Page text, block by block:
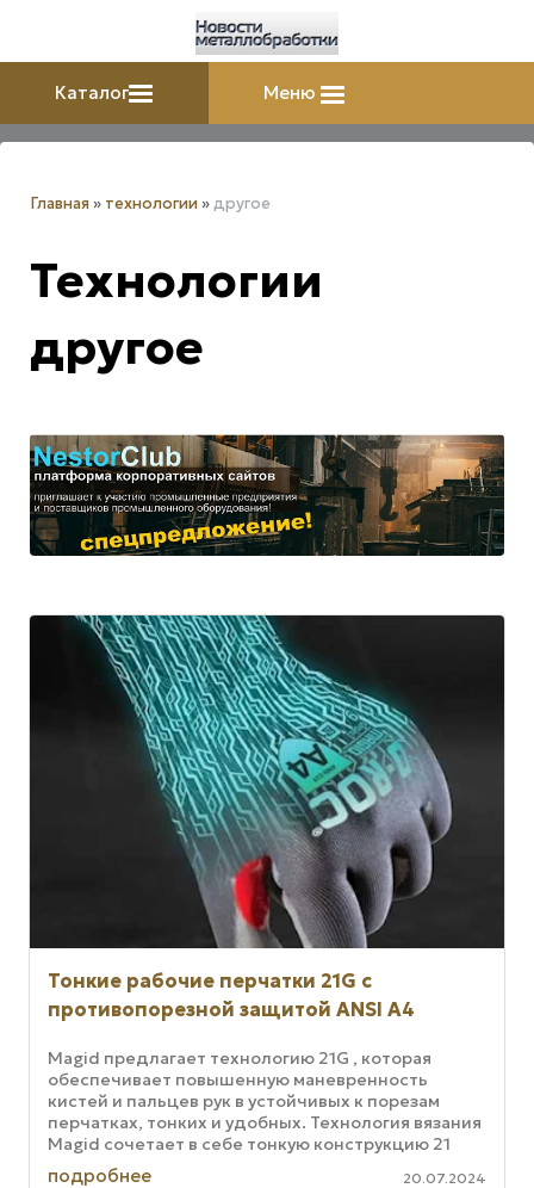
Каталог Меню
Главная » технологии »другое
Технологии
другое
Тонкие рабочие перчатки 21G с
противопорезной защитой ANSI A4
Magid предлагает технологию 21G , которая
обеспечивает повышенную маневренность
кистей и пальцев рук в устойчивых к порезам
перчатках, тонких и удобных. Технология вязания
Magid сочетает в себе тонкую конструкцию 21
калибра и специально ...
подробнее 20.07.2024